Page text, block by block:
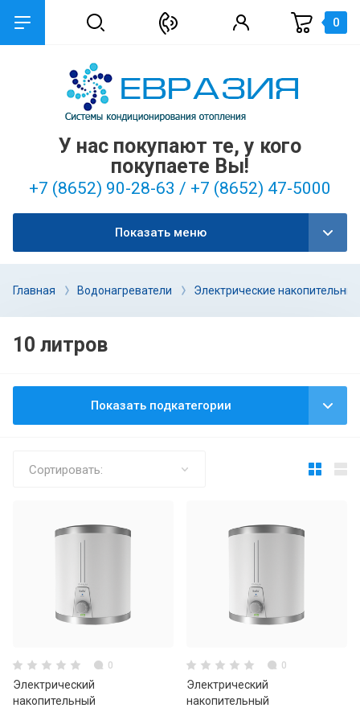
0
У нас покупают те, у кого
покупаете Вы!
+7 (8652) 90-28-63 / +7 (8652) 47-5000
Показать меню
Главная Водонагреватели Электрические
10 литров
Показать подкатегории
Сортировать:
0
Электрический
накопительный
0
Электрический
накопительный